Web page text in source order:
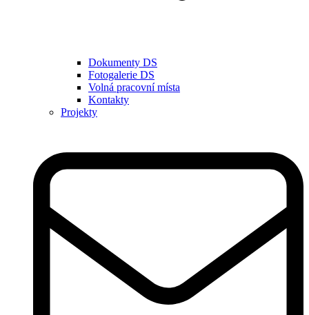
Dokumenty DS
Fotogalerie DS
Volná pracovní místa
Kontakty
Projekty